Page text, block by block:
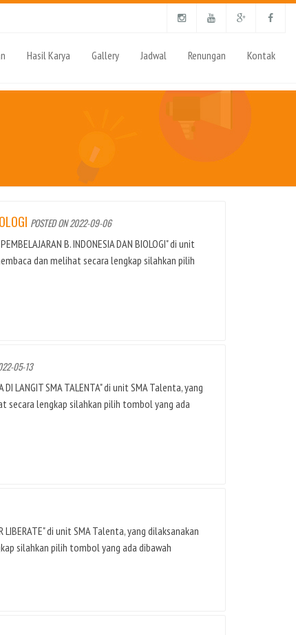
Hasil Karya Gallery Jadwal Renungan Kontak
POSTED ON 2022-09-06
B. INDONESIA DAN BIOLOGI" di unit
dan melihat secara lengkap silahkan pilih
05-13
LANGIT SMA TALENTA" di unit SMA Talenta, yang
secara lengkap silahkan pilih tombol yang ada
di unit SMA Talenta, yang dilaksanakan
silahkan pilih tombol yang ada dibawah